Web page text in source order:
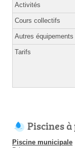
Activités
Cours collectifs
Autres équipements
Tarifs
Piscines
Piscine municipale